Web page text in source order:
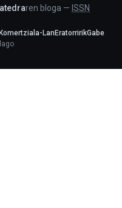
ren bloga — ISSN
LanEratorririkGabe